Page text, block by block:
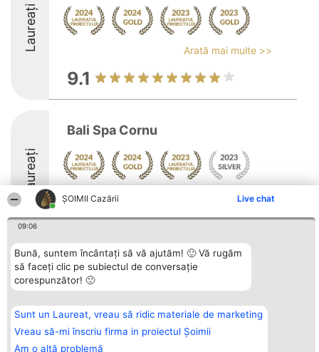
ȘOIMII Cazării Live chat
09:06
Bună, suntem încântați să vă ajutăm! 🙂 Vă rugăm
să faceți clic pe subiectul de conversație
corespunzător! 🙂
Sunt un Laureat, vreau să ridic materiale de marketing
Vreau să-mi înscriu firma in proiectul Șoimii
Am o altă problemă
Laureați Arată mai multe >>
9.1
Laureați
Bali Spa Cornu
Arată mai multe >>
9.1
Organizator Ranking
BRIGHT SOLUTIONS BR SRL
Aleea Timisul De Sus 2 Bl. A30
Sc. A Et. 4 Ap. 13 Cod 061952
București
tel: +40 770 990 492
Plebiscyt
Lista Tuturor
Laureaților
Reguli
Politica de